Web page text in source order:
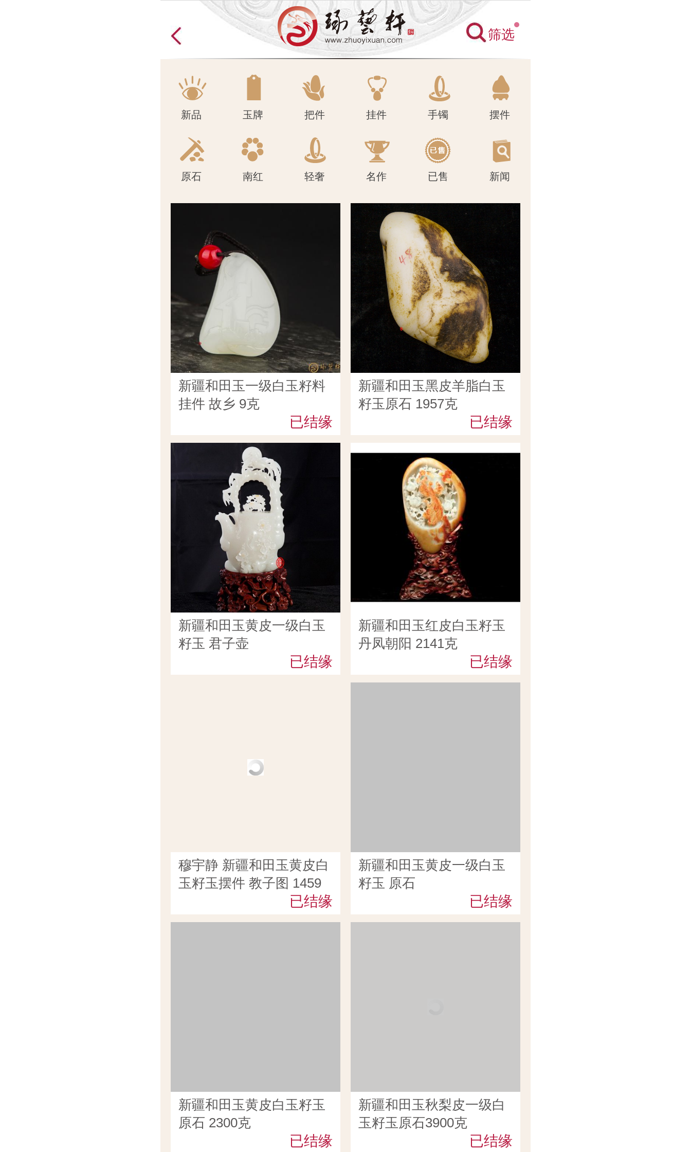
原石 南红 轻奢 名作 已售 新闻
筛选
新品 玉牌 把件 挂件 手镯 摆件
原石 南红 轻奢 名作 已售 新闻
新疆和田玉一级白玉籽料
挂件 故乡 9克
已结缘
新疆和田玉黑皮羊脂白玉
籽玉原石 1957克
已结缘
新疆和田玉黄皮一级白玉
籽玉 君子壶
已结缘
新疆和田玉红皮白玉籽玉
丹凤朝阳 2141克
已结缘
穆宇静 新疆和田玉黄皮白
玉籽玉摆件 教子图 1459
已结缘
新疆和田玉黄皮一级白玉
籽玉 原石
已结缘
新疆和田玉黄皮白玉籽玉
原石 2300克
已结缘
新疆和田玉秋梨皮一级白
玉籽玉原石3900克
已结缘